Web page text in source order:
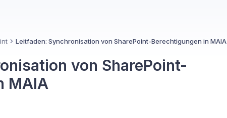
Leitfaden: Synchronisation von SharePoint-Berechtigungen in MAIA
von SharePoint-
MAIA